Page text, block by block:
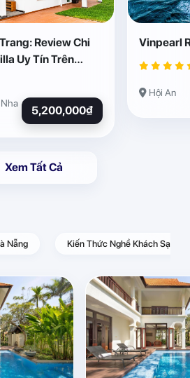
Review Chi
Uy Tín Trên
5,200,000₫
Vinpearl
Hội An
Xem Tất Cả
Nẵng Kiến Thức Nghề Khách Sạn –